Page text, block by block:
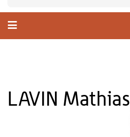
LAVIN Mathias